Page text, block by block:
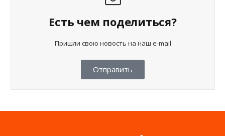
Есть чем поделиться?
Пришли свою новость на наш e-mail
Отправить